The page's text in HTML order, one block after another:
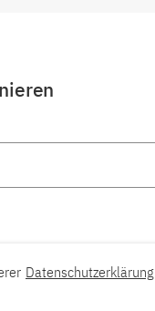
Datenschutzerklärung